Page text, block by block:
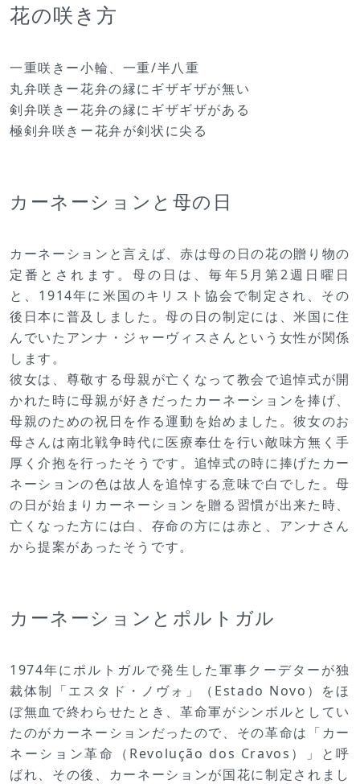
花の咲き方
一重咲きー小輪、一重/半八重
丸弁咲きー花弁の縁にギザギザが無い
剣弁咲きー花弁の縁にギザギザがある
極剣弁咲きー花弁が剣状に尖る
カーネーションと母の日
カーネーションと言えば、赤は母の日の花の贈り物の
定番とされます。母の日は、毎年5月第2週日曜日
と、1914年に米国のキリスト協会で制定され、その
後日本に普及しました。母の日の制定には、米国に住
んでいたアンナ・ジャーヴィスさんという女性が関係
します。
彼女は、尊敬する母親が亡くなって教会で追悼式が開
かれた時に母親が好きだったカーネーションを捧げ、
母親のための祝日を作る運動を始めました。彼女のお
母さんは南北戦争時代に医療奉仕を行い敵味方無く手
厚く介抱を行ったそうです。追悼式の時に捧げたカー
ネーションの色は故人を追悼する意味で白でした。母
の日が始まりカーネーションを贈る習慣が出来た時、
亡くなった方には白、存命の方には赤と、アンナさん
から提案があったそうです。
カーネーションとポルトガル
1974年にポルトガルで発生した軍事クーデターが独
裁体制「エスタド・ノヴォ」（Estado Novo）をほ
ぼ無血で終わらせたとき、革命軍がシンボルとしてい
たのがカーネーションだったので、その革命は「カー
ネーション革命（Revolução dos Cravos）」と呼
ばれ、その後、カーネーションが国花に制定されまし